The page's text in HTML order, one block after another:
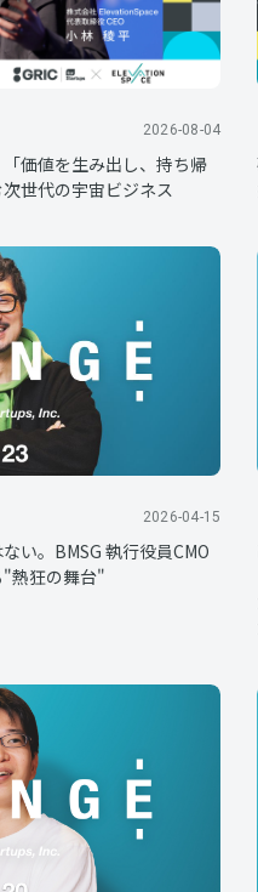
2026-08-04
価値を生み出し、持ち帰
世代の宇宙ビジネス
2026-04-15
い。BMSG 執行役員CMO
"熱狂の舞台"